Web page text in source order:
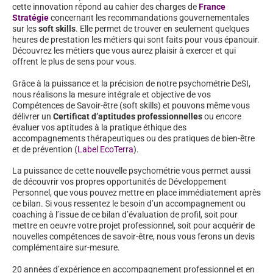
cette innovation répond au cahier des charges deFrance
Stratégieconcernant les recommandations gouvernementales
sur lessoft skills. Elle permet de trouver en seulement quelques
heures de prestation les métiers qui sont faits pour vous épanouir.
Découvrez les métiers que vous aurez plaisir à exercer et qui
offrent le plus de sens pour vous.
Grâce à la puissance et la précision de notre psychométrie DeSI,
nous réalisons la mesure intégrale et objective de vos
Compétences de Savoir-être (soft skills) et pouvons même vous
délivrer un Certificat d’aptitudes professionnellesou encore
évaluer vos aptitudes à la pratique éthique des
accompagnements thérapeutiques ou des pratiques de bien-être
et de prévention (Label EcoTerra).
La puissance de cette nouvelle psychométrie vous permet aussi
de découvrir vos propres opportunités de Développement
Personnel, que vous pouvez mettre en place immédiatement après
ce bilan. Si vous ressentez le besoin d’un accompagnement ou
coaching à l’issue de ce bilan d’évaluation de profil, soit pour
mettre en oeuvre votre projet professionnel, soit pour acquérir de
nouvelles compétences de savoir-être, nous vous ferons un devis
complémentaire sur-mesure.
20 années d’expérience en accompagnement professionnel et en